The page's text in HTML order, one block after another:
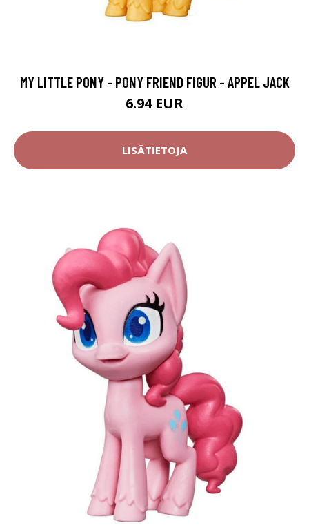
MY LITTLE PONY - PONY FRIEND FIGUR - APPEL JACK
6.94 EUR
LISÄTIETOJA